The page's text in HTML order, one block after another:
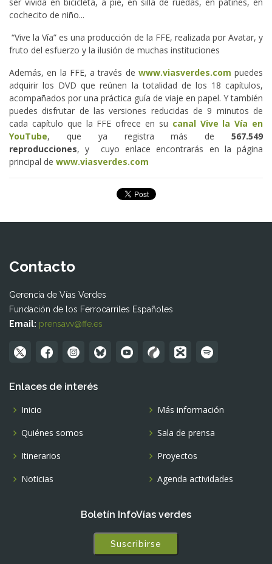
cochecito de niño...
“Vive la Vía” es una producción de la FFE, realizada por Avatar, y
fruto del esfuerzo y la ilusión de muchas instituciones
Además, en la FFE, a través de www.viasverdes.com puedes
adquirir los DVD que reúnen la totalidad de los 18 capítulos,
acompañados por una práctica guía de viaje en papel. Y también
puedes disfrutar de las versiones reducidas de 9 minutos de
cada capítulo que la FFE ofrece en su canal Vive la Vía en
YouTube, que ya registra más de 567.549
reproducciones, y cuyo enlace encontrarás en la página
principal de www.viasverdes.com
Contacto
Gerencia de Vías Verdes
Fundación de los Ferrocarriles Españoles
Email: prensavv@ffe.es
Enlaces de interés
Inicio
Quiénes somos
Itinerarios
Noticias
Más información
Sala de prensa
Proyectos
Agenda actividades
Boletín InfoVías verdes
Suscribirse